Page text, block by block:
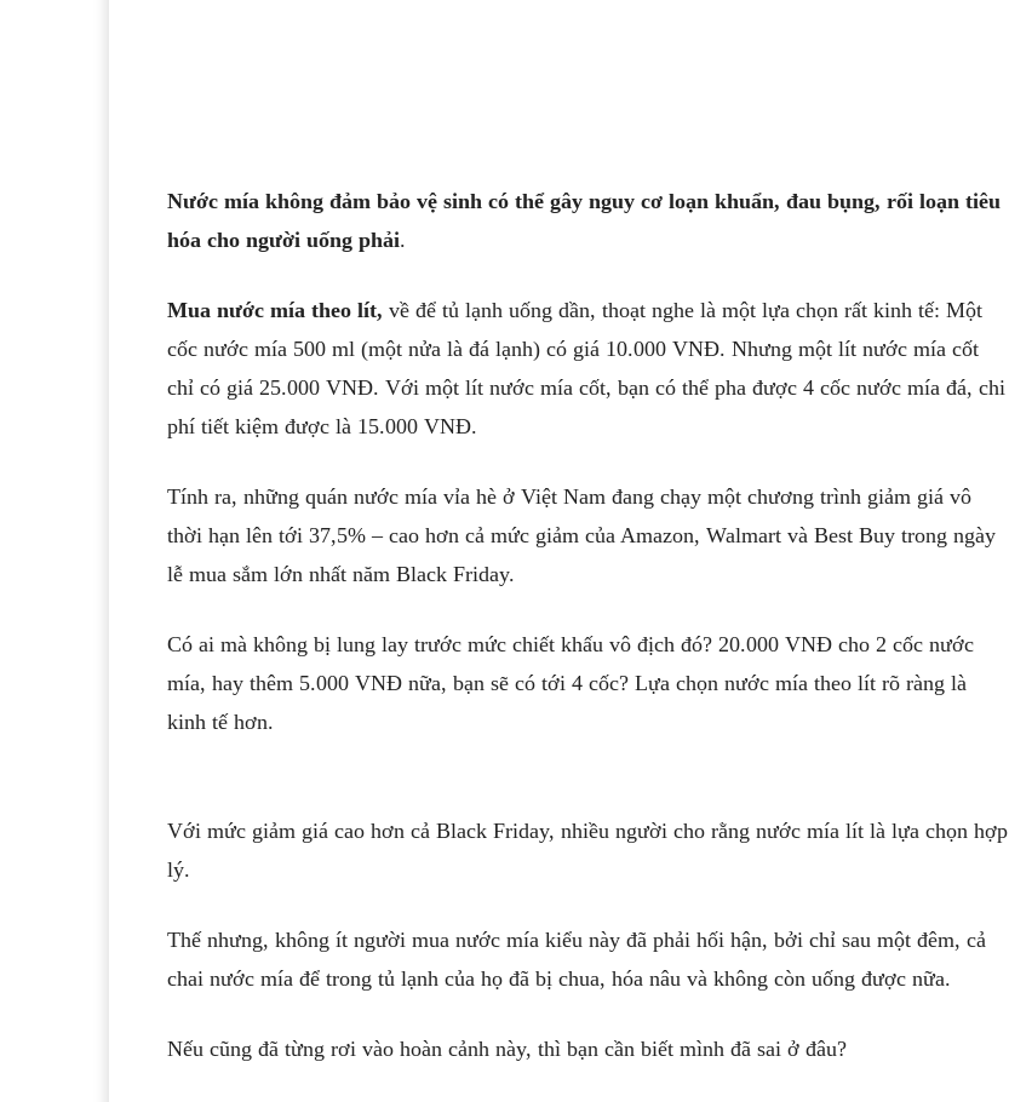
Nước mía không đảm bảo vệ sinh có thể gây nguy cơ loạn khuẩn, đau bụng, rối loạn tiêu
hóa cho người uống phải.
Mua nước mía theo lít, về để tủ lạnh uống dần, thoạt nghe là một lựa chọn rất kinh tế: Một
cốc nước mía 500 ml (một nửa là đá lạnh) có giá 10.000 VNĐ. Nhưng một lít nước mía cốt
chỉ có giá 25.000 VNĐ. Với một lít nước mía cốt, bạn có thể pha được 4 cốc nước mía đá, chi
phí tiết kiệm được là 15.000 VNĐ.
Tính ra, những quán nước mía vỉa hè ở Việt Nam đang chạy một chương trình giảm giá vô
thời hạn lên tới 37,5% – cao hơn cả mức giảm của Amazon, Walmart và Best Buy trong ngày
lễ mua sắm lớn nhất năm Black Friday.
Có ai mà không bị lung lay trước mức chiết khấu vô địch đó? 20.000 VNĐ cho 2 cốc nước
mía, hay thêm 5.000 VNĐ nữa, bạn sẽ có tới 4 cốc? Lựa chọn nước mía theo lít rõ ràng là
kinh tế hơn.
Với mức giảm giá cao hơn cả Black Friday, nhiều người cho rằng nước mía lít là lựa chọn hợp
lý.
Thế nhưng, không ít người mua nước mía kiểu này đã phải hối hận, bởi chỉ sau một đêm, cả
chai nước mía để trong tủ lạnh của họ đã bị chua, hóa nâu và không còn uống được nữa.
Nếu cũng đã từng rơi vào hoàn cảnh này, thì bạn cần biết mình đã sai ở đâu?